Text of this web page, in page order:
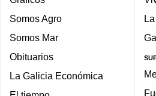
Somos Agro
Somos Mar
Obituarios
La Galicia Económica